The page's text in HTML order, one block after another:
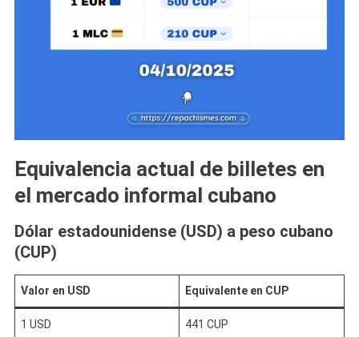
Equivalencia actual de billetes en
el mercado informal cubano
Dólar estadounidense (USD) a peso cubano
(CUP)
Valor en USD Equivalente en CUP
1 USD 441 CUP